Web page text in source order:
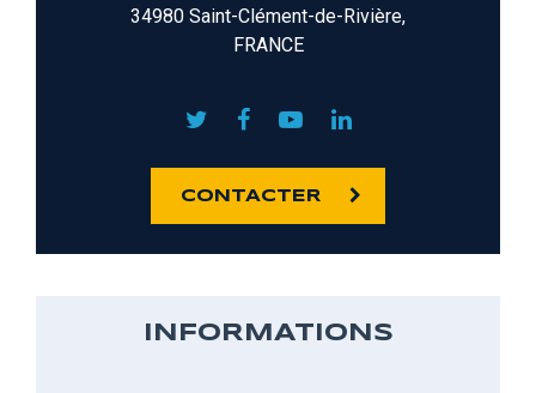
34980 Saint-Clément-de-Rivière,
FRANCE
CONTACTER
INFORMATIONS